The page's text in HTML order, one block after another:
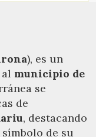
), es un
municipio de
se
de
, destacando
símbolo de su